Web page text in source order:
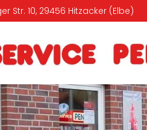
Str. 10, 29456 Hitzacker (Elbe)